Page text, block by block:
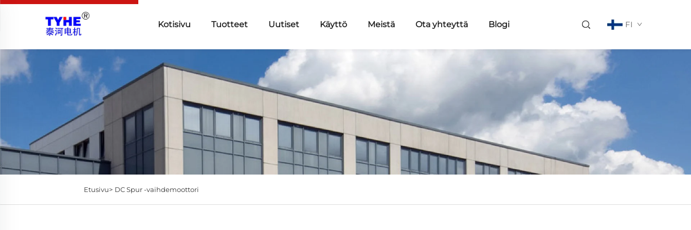
Kotisivu Tuotteet Uutiset Käyttö Meistä Ota yhteyttä Blogi FI
Etusivu> DC Spur -vaihdemoottori